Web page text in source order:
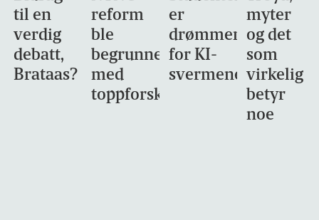
til en
verdig
debatt,
Brataas?
reform
ble
begrunnet
med
toppforskning
er
drømmemålet
for KI-
svermene
myter
og det
som
virkelig
betyr
noe